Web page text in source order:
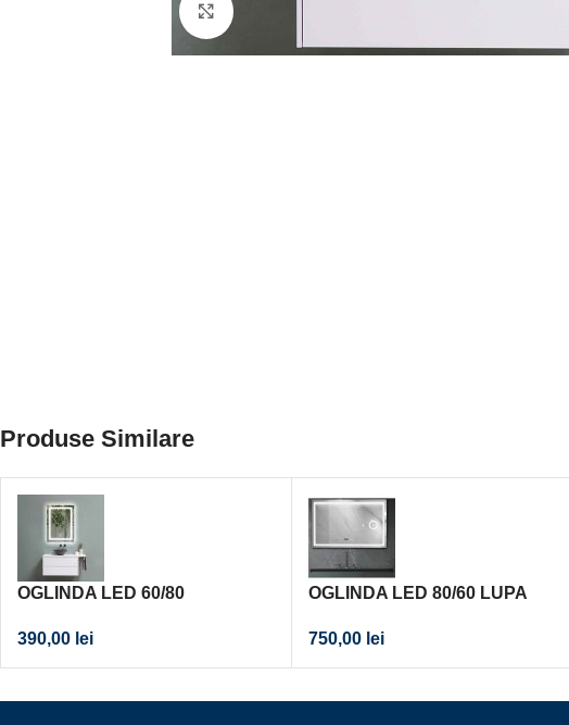
Produse Similare
OGLINDA LED 60/80
390,00 lei
OGLINDA LED 80/60 LUPA
750,00 lei